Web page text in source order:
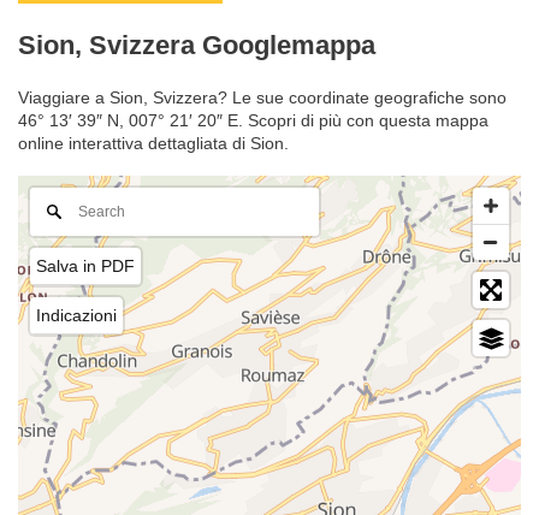
Sion, Svizzera Googlemappa
Viaggiare a Sion, Svizzera? Le sue coordinate geografiche sono
46° 13′ 39″ N, 007° 21′ 20″ E. Scopri di più con questa mappa
online interattiva dettagliata di Sion.
Salva in PDF
Indicazioni